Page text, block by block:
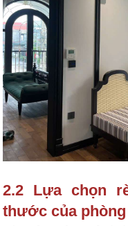
2.2 Lựa chọn
thước của phòng